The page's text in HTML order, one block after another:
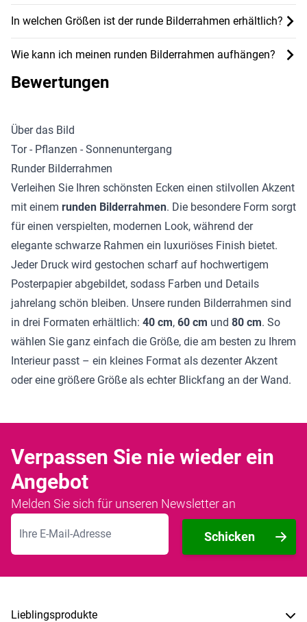
In welchen Größen ist der runde Bilderrahmen erhältlich?
Wie kann ich meinen runden Bilderrahmen aufhängen?
Bewertungen
Über das Bild
Tor - Pflanzen - Sonnenuntergang
Runder Bilderrahmen
Verleihen Sie Ihren schönsten Ecken einen stilvollen Akzent
mit einem runden Bilderrahmen. Die besondere Form sorgt
für einen verspielten, modernen Look, während der
elegante schwarze Rahmen ein luxuriöses Finish bietet.
Jeder Druck wird gestochen scharf auf hochwertigem
Posterpapier abgebildet, sodass Farben und Details
jahrelang schön bleiben. Unsere runden Bilderrahmen sind
in drei Formaten erhältlich: 40 cm, 60 cm und 80 cm. So
wählen Sie ganz einfach die Größe, die am besten zu Ihrem
Interieur passt – ein kleines Format als dezenter Akzent
oder eine größere Größe als echter Blickfang an der Wand.
Verpassen Sie nie wieder ein
Angebot
Melden Sie sich für unseren Newsletter an
E-Mailadresse
Schicken
Lieblingsprodukte